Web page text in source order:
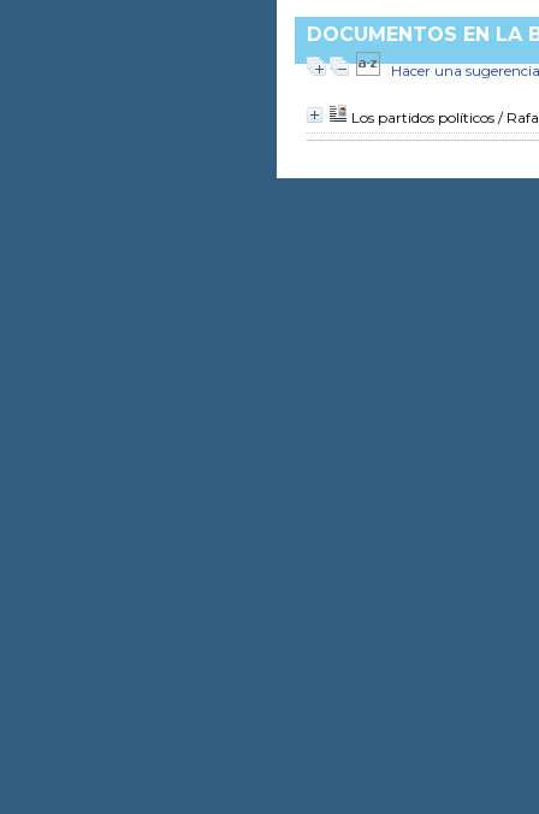
DOCUMENTOS EN LA
Hacer una sugerencia
Los partidos políticos /